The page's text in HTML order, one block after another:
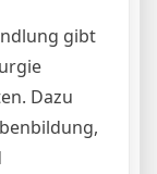
gibt
Dazu